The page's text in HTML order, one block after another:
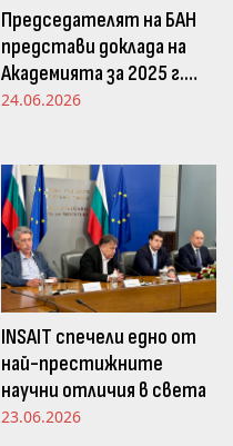
Председателят на БАН
представи доклада на
Академията за 2025 г.
пред Просветната
24.06.2026
INSAIT спечели едно от
най-престижните
научни отличия в света
23.06.2026